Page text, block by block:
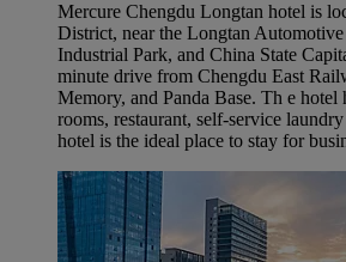
Mercure Chengdu Longtan hotel is
District, near the Longtan
Industrial Park, and China State
minute drive from Chengdu East
Memory, and Panda Base. Th e hotel
rooms, restaurant, self-service
hotel is the ideal place to stay for